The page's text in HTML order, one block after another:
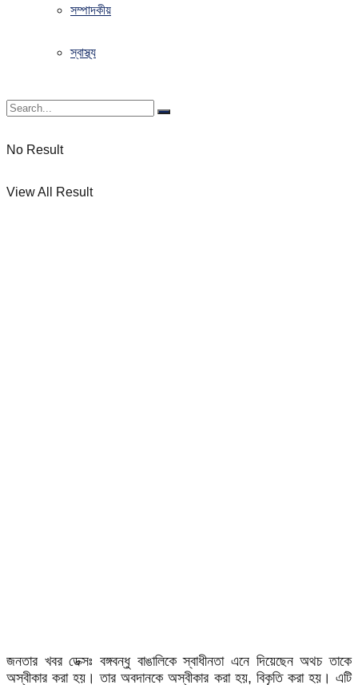
সম্পাদকীয়
স্বাস্থ্য
No Result
View All Result
জনতার খবর ডেক্সঃ বঙ্গবন্ধু বাঙালিকে স্বাধীনতা এনে দিয়েছেন অথচ তাকে
অস্বীকার করা হয়। তার অবদানকে অস্বীকার করা হয়, বিকৃতি করা হয়। এটি